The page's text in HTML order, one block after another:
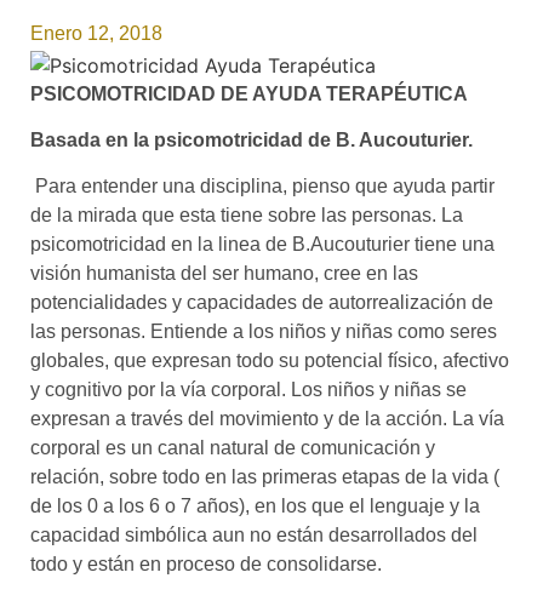
Enero 12, 2018
PSICOMOTRICIDAD DE AYUDA TERAPÉUTICA
Basada en la psicomotricidad de B. Aucouturier.
Para entender una disciplina, pienso que ayuda partir
de la mirada que esta tiene sobre las personas. La
psicomotricidad en la linea de B.Aucouturier tiene una
visión humanista del ser humano, cree en las
potencialidades y capacidades de autorrealización de
las personas. Entiende a los niños y niñas como seres
globales, que expresan todo su potencial físico, afectivo
y cognitivo por la vía corporal. Los niños y niñas se
expresan a través del movimiento y de la acción. La vía
corporal es un canal natural de comunicación y
relación, sobre todo en las primeras etapas de la vida (
de los 0 a los 6 o 7 años), en los que el lenguaje y la
capacidad simbólica aun no están desarrollados del
todo y están en proceso de consolidarse.